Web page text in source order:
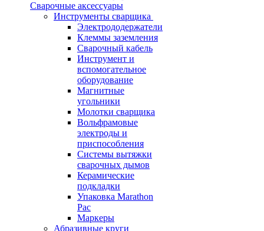
Сварочные аксессуары
Инструменты сварщика
Электрододержатели
Клеммы заземления
Сварочный кабель
Инструмент и
вспомогательное
оборудование
Магнитные
угольники
Молотки сварщика
Вольфрамовые
электроды и
приспособления
Системы вытяжки
сварочных дымов
Керамические
подкладки
Упаковка Marathon
Pac
Маркеры
Абразивные круги